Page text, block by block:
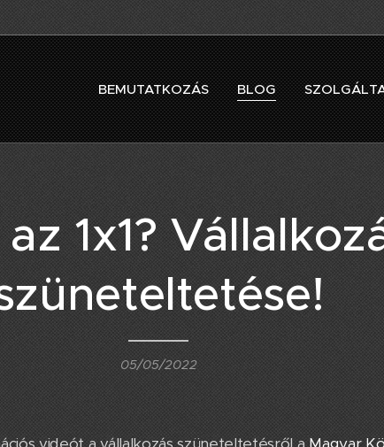
BEMUTATKOZÁS BLOG
1x1?
05/05/2022